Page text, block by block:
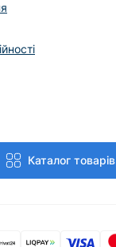
Каталог товарів